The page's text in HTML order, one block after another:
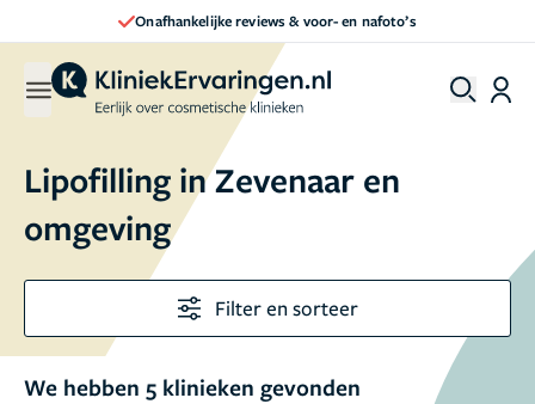
Onafhankelijke reviews & voor- en nafoto’s
Lipofilling in Zevenaar en
omgeving
Filter en sorteer
We hebben 5 klinieken gevonden